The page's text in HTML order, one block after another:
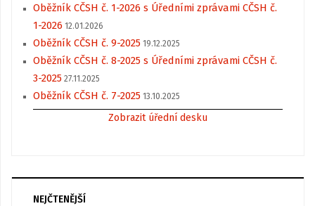
Oběžník CČSH č. 1-2026 s Úředními zprávami CČSH č.
1-2026 12.01.2026
Oběžník CČSH č. 9-2025 19.12.2025
Oběžník CČSH č. 8-2025 s Úředními zprávami CČSH č.
3-2025 27.11.2025
Oběžník CČSH č. 7-2025 13.10.2025
Zobrazit úřední desku
NEJČTENĚJŠÍ